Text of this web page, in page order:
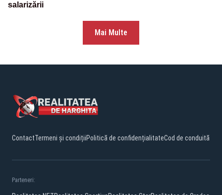
salarizării
Mai Multe
ContactTermeni și condițiiPolitică de confidențialitateCod de conduită
Parteneri: